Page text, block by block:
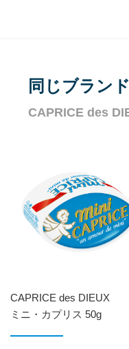
同じブラン
CAPRICE des
CAPRICE des DIEUX
ミニ・カプリス 50g